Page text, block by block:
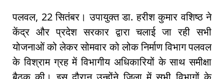
पलवल, 22 सितंबर। उपायुक्त डा. हरीश कुमार वशिष्ठ ने
केंद्र और प्रदेश सरकार द्वारा चलाई जा रही सभी
योजनाओं को लेकर सोमवार को लोक निर्माण विभाग पलवल
के विश्राम ग्रह में विभागीय अधिकारियों के साथ समीक्षा